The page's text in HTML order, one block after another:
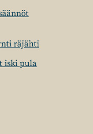
räjähti
iski pula